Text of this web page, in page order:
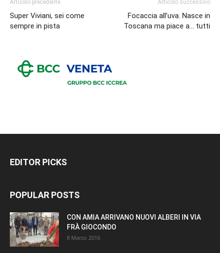
Articolo precedente
Super Viviani, sei come
sempre in pista
Articolo successivo
Focaccia all’uva. Nasce in
Toscana ma piace a… tutti
EDITOR PICKS
POPULAR POSTS
CON AMIA ARRIVANO NUOVI ALBERI IN VIA
FRÀ GIOCONDO
8 Marzo 2016